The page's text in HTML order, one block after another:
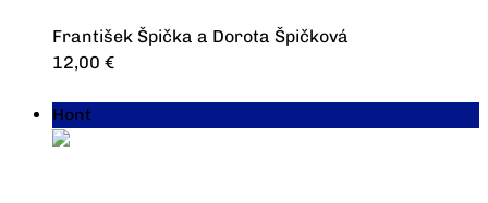
František Špička a Dorota Špičková
12,00 €
Hont